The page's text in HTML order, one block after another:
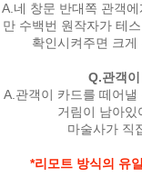
A.네 창문 반대쪽 관객
만 수백번 원작자가 테
확인시켜주면 크게
Q.관객
A.관객이 카드를 떼어
거림이 남아있
마술사가 직
*리모트 방식의 유